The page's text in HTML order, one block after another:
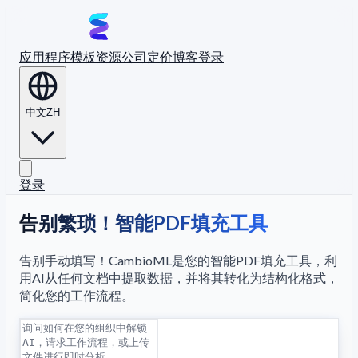
应用程序模板资源公司定价博客登录
中文ZH
登录
告别繁琐！智能PDF填充工具
告别手动填写！CambioML是您的智能PDF填充工具，利
用AI从任何文档中提取数据，并将其转化为结构化格式，
简化您的工作流程。